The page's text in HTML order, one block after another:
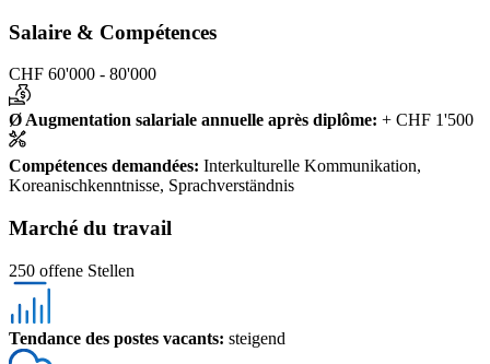
Salaire & Compétences
CHF 60'000 - 80'000
Ø Augmentation salariale annuelle après diplôme: + CHF 1'500
Compétences demandées: Interkulturelle Kommunikation,
Koreanischkenntnisse, Sprachverständnis
Marché du travail
250 offene Stellen
Tendance des postes vacants: steigend